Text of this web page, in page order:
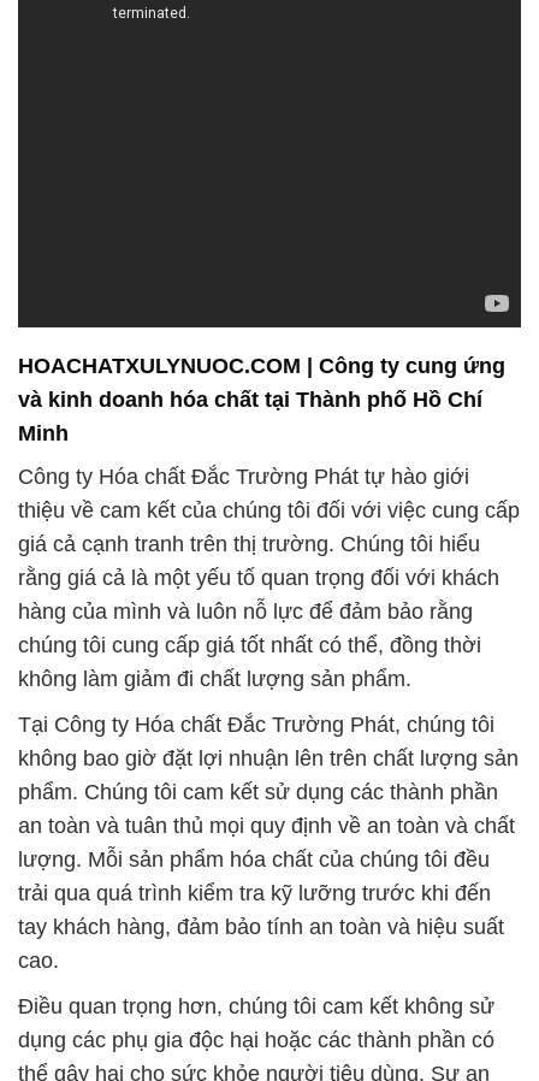
chúng tôi cung cấp giá tốt nhất có thể, đồng thời
không làm giảm đi chất lượng sản phẩm.
Tại Công ty Hóa chất Đắc Trường Phát, chúng tôi
không bao giờ đặt lợi nhuận lên trên chất lượng sản
phẩm. Chúng tôi cam kết sử dụng các thành phần
an toàn và tuân thủ mọi quy định về an toàn và chất
lượng. Mỗi sản phẩm hóa chất của chúng tôi đều
trải qua quá trình kiểm tra kỹ lưỡng trước khi đến
tay khách hàng, đảm bảo tính an toàn và hiệu suất
cao.
Điều quan trọng hơn, chúng tôi cam kết không sử
dụng các phụ gia độc hại hoặc các thành phần có
thể gây hại cho sức khỏe người tiêu dùng. Sự an
toàn của khách hàng luôn được đặt lên hàng đầu
trong mọi quyết định sản xuất của chúng tôi.
Chúng tôi cũng luôn tuân thủ mọi quy định và
nguyên tắc kỹ thuật liên quan đến sản phẩm hóa
chất. Sự minh bạch và tuân thủ quy định là một
phần quan trọng trong nền tảng hoạt động của
chúng tôi. Khách hàng của Công ty Hóa chất Đắc
Trường Phát có thể hoàn toàn yên tâm về tính an